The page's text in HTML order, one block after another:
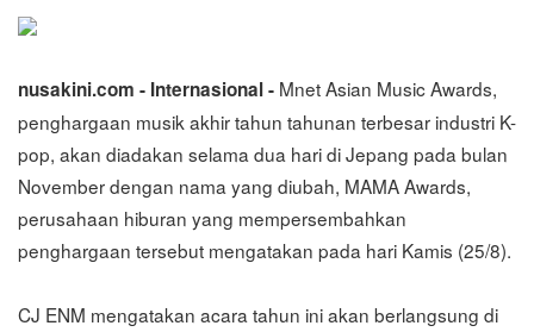
nusakini.com - Internasional - Mnet Asian Music Awards,
penghargaan musik akhir tahun tahunan terbesar industri K-
pop, akan diadakan selama dua hari di Jepang pada bulan
November dengan nama yang diubah, MAMA Awards,
perusahaan hiburan yang mempersembahkan
penghargaan tersebut mengatakan pada hari Kamis (25/8).
CJ ENM mengatakan acara tahun ini akan berlangsung di